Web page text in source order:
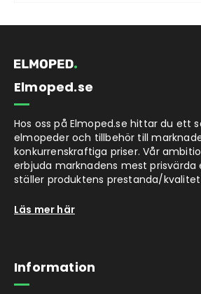
Elmoped.se
Hos oss på Elmoped.se hittar du ett
elmopeder och tillbehör till
konkurrenskraftiga priser. Vår
erbjuda marknadens mest
ställer produktens prestanda/
Läs mer här
Information